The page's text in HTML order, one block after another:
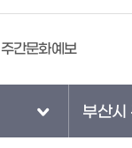
주간문화예보
부산